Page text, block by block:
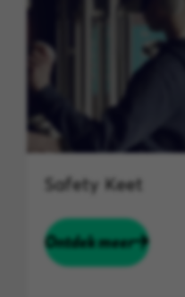
Safety Keet
Ontdek meer